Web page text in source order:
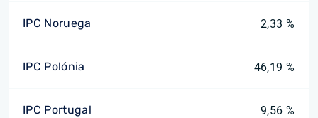
IPC Noruega 2,33 %
IPC Polónia 46,19 %
IPC Portugal 9,56 %